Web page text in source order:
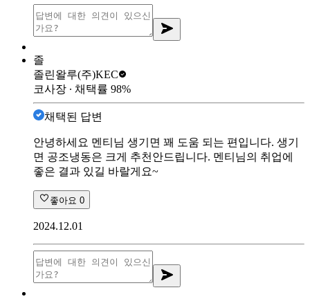
졸
졸린왈루(주)KEC
코사장 ∙ 채택률 98%
채택된 답변
안녕하세요 멘티님 생기면 꽤 도움 되는 편입니다. 생기
면 공조냉동은 크게 추천안드립니다. 멘티님의 취업에
좋은 결과 있길 바랄게요~
좋아요 0
2024.12.01